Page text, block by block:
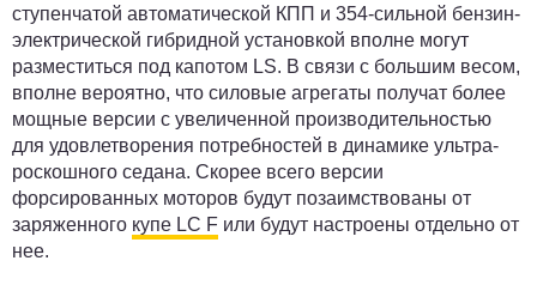
ступенчатой автоматической КПП и 354-сильной бензин-
электрической гибридной установкой вполне могут
разместиться под капотом LS. В связи с большим весом,
вполне вероятно, что силовые агрегаты получат более
мощные версии с увеличенной производительностью
для удовлетворения потребностей в динамике ультра-
роскошного седана. Скорее всего версии
форсированных моторов будут позаимствованы от
заряженного купе LC F или будут настроены отдельно от
нее.